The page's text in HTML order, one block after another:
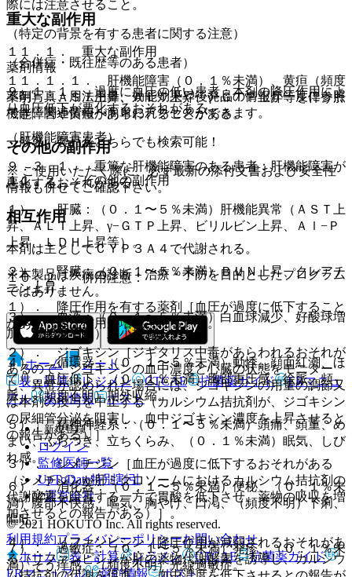
際には注意させること。
（特定の背景を有する患者に関する注意）
（合併症・既往歴等のある患者）
９．１．１． 過度に血圧の低い患者：本剤の降圧作用によ
り血圧低下が悪化するおそれがある。
（肝機能障害患者）
９．３．１． 重篤な肝機能障害のある患者：肝機能障害が
悪化するおそれがある。
相互作用
本剤は主としてＣＹＰ３Ａ４で代謝される。
１０．２． 併用注意：
１）． 降圧作用を有する薬剤［血圧が過度に低下すること
がある（降圧作用が増強される）］。
２）． ジゴキシン［ジギタリス中毒があらわれるおそれが
あるので、ジゴキシンの血中濃度と心臓の状態をモニター
し、異常が認められた場合には、ジゴキシンの用量の調節又
は本剤の投与を中止する（カルシウム拮抗剤が、ジゴキシン
の尿細管分泌を阻害し、血中ジゴキシン濃度を上昇させると
の報告がある）］。
３）． シメチジン［血圧が過度に低下するおそれがある
（シメチジンが肝ミクロソームにおけるカルシウム拮抗剤の
代謝酵素を阻害する一方で胃酸を低下させ、薬物の吸収を増
加させるとの報告がある）］。
４）． リファンピシン［降圧作用が減弱されるおそれがあ
る（リファンピシンが肝の薬物代謝酵素を誘導し、カルシウ
重大な副作用
１１．１． 重大な副作用
１１．１．１． 肝機能障害（０．１％未満）、黄疸（頻度
不明）：ＡＳＴ上昇、ＡＬＴ上昇、γ−ＧＴＰ上昇等を伴う肝
機能障害や黄疸があらわれることがある。
その他の副作用
１１．２． その他の副作用
１）． 肝臓：（０．１〜５％未満）肝機能異常（ＡＳＴ上
昇、ＡＬＴ上昇、γ−ＧＴＰ上昇、ビリルビン上昇、Ａｌ−Ｐ
上昇、ＬＤＨ上昇等）。
２）． 腎臓：（０．１〜５％未満）ＢＵＮ上昇、クレアチ
ニン上昇。
３）． 血液：（０．１〜５％未満）白血球減少、好酸球増
加、（頻度不明）血小板減少。
４）． 循環器：（０．１〜５％未満）動悸、顔面紅潮、ほ
てり、血圧低下、（０．１％未満）胸部重圧感、徐脈、頻
脈、（頻度不明）期外収縮。
５）． 精神神経系：（０．１〜５％未満）頭痛、頭重、め
まい、ふらつき、立ちくらみ、（０．１％未満）眠気、しび
れ感。
６）． 消化器：（０．１〜５％未満）便秘、（０．１％未
満）腹部不快感、嘔気、胸やけ、口渇、（頻度不明）下痢、
嘔吐。
７）． 過敏症：（０．１〜５％未満）発疹、（０．１％未
満）そう痒感、（頻度不明）光線過敏症。
薬剤情報
薬剤写真、用法用量、効能効果や後発品の情報が一度に参照
でき、関連情報へ簡単にアクセスができます。
一般名、製品名どちらでも検索可能！
※ ご使用いただく際に、必ず最新の添付文書および安全性
情報も併せてご確認下さい。
※本製品は疾病の診断・治療・予防を目的としたプログラム
ではありません。
ホーム
ノート
表・計算
レジメン CTCAE 抗菌薬ガイド
ERマニュ
アル
薬剤情報 ポスト
新規登録
ログイン
監修医師一覧
UpToDate特別割引
運営会社
© 2021 HOKUTO Inc. All rights reserved.
利用規約プライバシーポリシーお問い合わせ
ホーム
表・計算 レジメン CTCAE
抗菌薬ガイド
ERマニュアル
薬剤情報 ポスト